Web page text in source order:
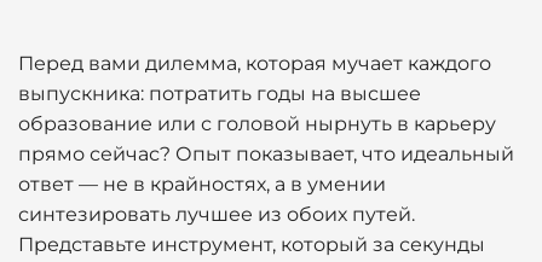
Перед вами дилемма, которая мучает каждого
выпускника: потратить годы на высшее
образование или с головой нырнуть в карьеру
прямо сейчас? Опыт показывает, что идеальный
ответ — не в крайностях, а в умении
синтезировать лучшее из обоих путей.
Представьте инструмент, который за секунды